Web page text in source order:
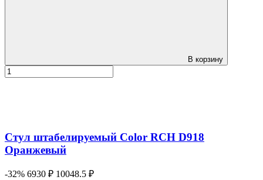
В корзину
Стул штабелируемый Color RCH D918
Оранжевый
-32% 6930 ₽ 10048.5 ₽